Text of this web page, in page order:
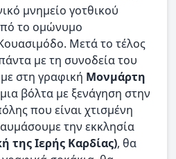
μνημείο γοτθικού
το ομώνυμο
Μετά το τέλος
με τη συνοδεία του
στη γραφική Μονμάρτη
βόλτα με ξενάγηση στην
που είναι χτισμένη
την εκκλησία
της Ιερής Καρδίας), θα